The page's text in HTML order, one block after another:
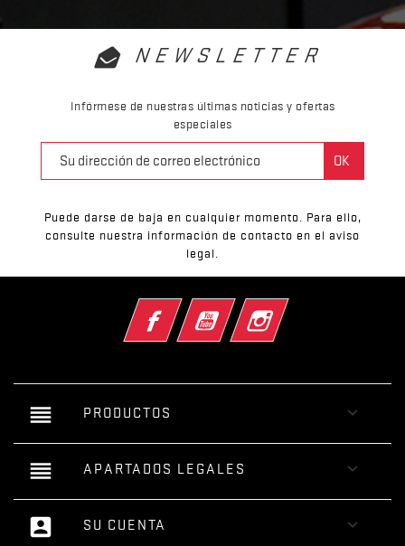
NEWSLETTER
Infórmese de nuestras últimas noticias y ofertas
especiales
Puede darse de baja en cualquier momento. Para ello,
consulte nuestra información de contacto en el aviso
legal.
FacebookYouTube Instagram
reorder PRODUCTOS 
reorder APARTADOS LEGALES 
account_box SU CUENTA 